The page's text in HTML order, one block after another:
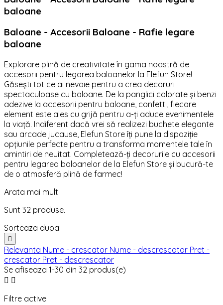
baloane
Baloane - Accesorii Baloane - Rafie legare
baloane
Explorare plină de creativitate în gama noastră de
accesorii pentru legarea baloanelor la Elefun Store!
Găsești tot ce ai nevoie pentru a crea decoruri
spectaculoase cu baloane. De la panglici colorate și benzi
adezive la accesorii pentru baloane, confetti, fiecare
element este ales cu grijă pentru a-ți aduce evenimentele
la viață. Indiferent dacă vrei să realizezi buchete elegante
sau arcade jucause, Elefun Store îți pune la dispoziție
opțiunile perfecte pentru a transforma momentele tale în
amintiri de neuitat. Completează-ți decorurile cu accesorii
pentru legarea baloanelor de la Elefun Store și bucură-te
de o atmosferă plină de farmec!
Arata mai mult
Sunt 32 produse.
Sorteaza dupa:

Relevanta Nume - crescator Nume - descrescator Pret -
crescator Pret - descrescator
Se afiseaza 1-30 din 32 produs(e)
 
Filtre active